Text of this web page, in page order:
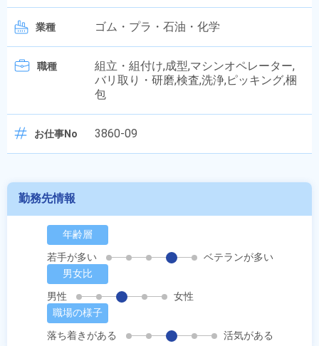
業種 ゴム・プラ・石油・化学
職種
組立・組付け,成型,マシンオペレーター,
バリ取り・研磨,検査,洗浄,ピッキング,梱
包
お仕事No 3860-09
勤務先情報
年齢層
若手が多い
ベテランが多い
男女比
男性
女性
職場の様子
落ち着きがある
活気がある